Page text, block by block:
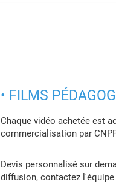
• FILMS
Chaque vidéo achetée est
commercialisation par
Devis personnalisé sur
diffusion, contactez l'équipe